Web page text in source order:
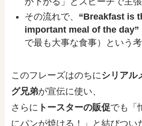
その流れで、 “Breakfast is
important meal of the day”
で最も大事な食事）という
このフレーズはのちに シリアル
グ兄弟が宣伝に使い、
さらに トースターの販促でも「
にパンが焼ける！」と結びつい